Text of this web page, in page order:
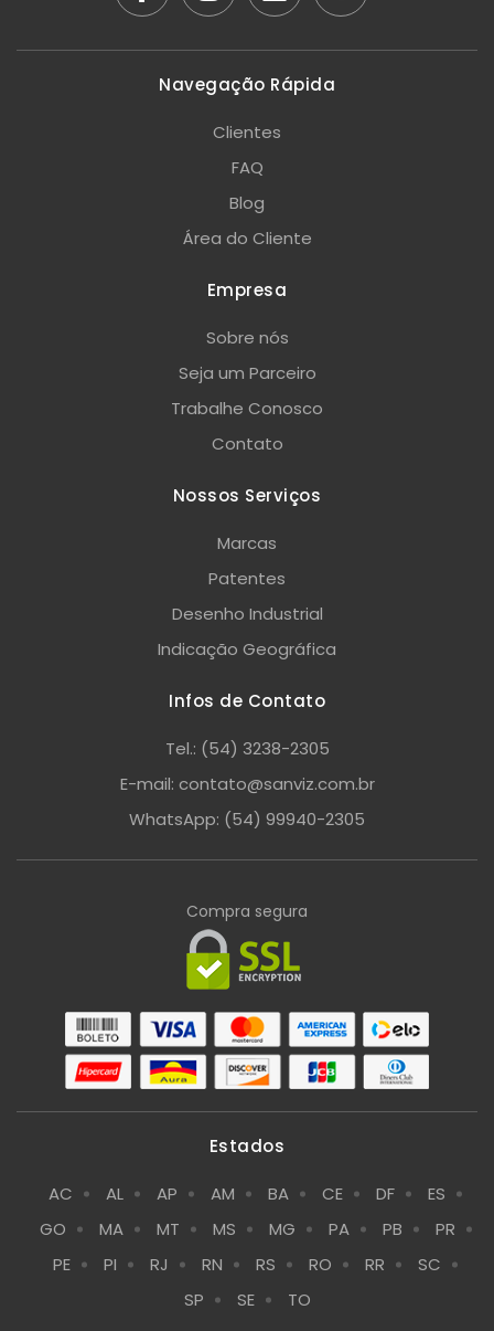
Navegação Rápida
Clientes
FAQ
Blog
Área do Cliente
Empresa
Sobre nós
Seja um Parceiro
Trabalhe Conosco
Contato
Nossos Serviços
Marcas
Patentes
Desenho Industrial
Indicação Geográfica
Infos de Contato
Tel.: (54) 3238-2305
E-mail: contato@sanviz.com.br
WhatsApp: (54) 99940-2305
Compra segura
Estados
AC AL AP AM BA CE DF
ES
GO
MA MT MS MG PA PB
PR
PE
PI RJ RN RS RO RR
SC
SP
SE TO